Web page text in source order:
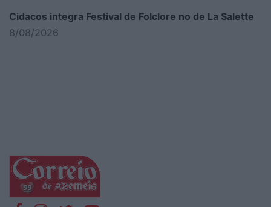
Cidacos integra Festival de Folclore no de La Salette
8/08/2026